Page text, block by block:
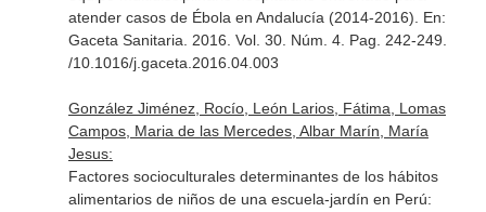
atender casos de Ébola en Andalucía (2014-2016). En:
Gaceta Sanitaria . 2016. Vol. 30. Núm. 4. Pag. 242-249.
/10.1016/j.gaceta.2016.04.003
González Jiménez, Rocío, León Larios, Fátima, Lomas
Campos, Maria de las Mercedes, Albar Marín, María
Jesus:
Factores socioculturales determinantes de los hábitos
alimentarios de niños de una escuela-jardín en Perú: